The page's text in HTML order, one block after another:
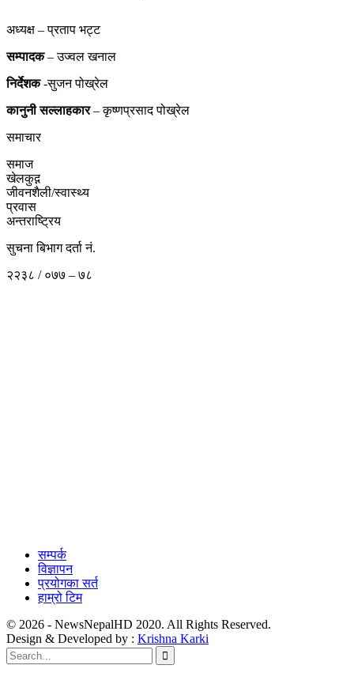
अध्यक्ष – प्रताप भट्ट
सम्पादक– उज्वल खनाल
निर्देशक-सुजन पोख्रेल
कानुनी सल्लाहकार– कृष्णप्रसाद पोख्रेल
समाचार
समाज
खेलकुद़़
जीवनशैली/स्वास्थ्य
प्रवास
अन्तराष्ट्रिय
सुचना बिभाग दर्ता नं.
२२३८ / ०७७ – ७८
सम्पर्क
विज्ञापन
प्रयोगका सर्त
हाम्रो टिम
© 2026 - NewsNepalHD 2020. All Rights Reserved.
Design & Developed by : Krishna Karki